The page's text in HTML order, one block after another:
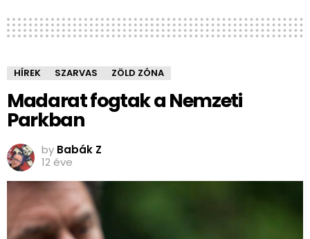
HÍREK SZARVAS ZÖLD ZÓNA
Madarat fogtak a Nemzeti
Parkban
by Babák Z
12 éve